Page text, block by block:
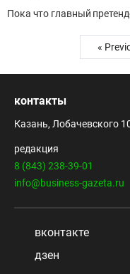
Пока что главный
«
контакты
Казань, Лобачевского
редакция
8 (843) 238-39-01
info@business-gazeta.ru
вконтакте
дзен